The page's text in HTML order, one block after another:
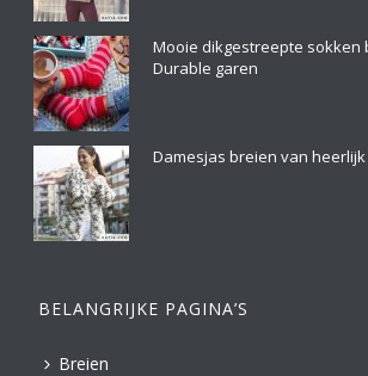
Mooie dikgestreepte sokken
Durable garen
Damesjas breien van
BELANGRIJKE PAGINA’S
Breien